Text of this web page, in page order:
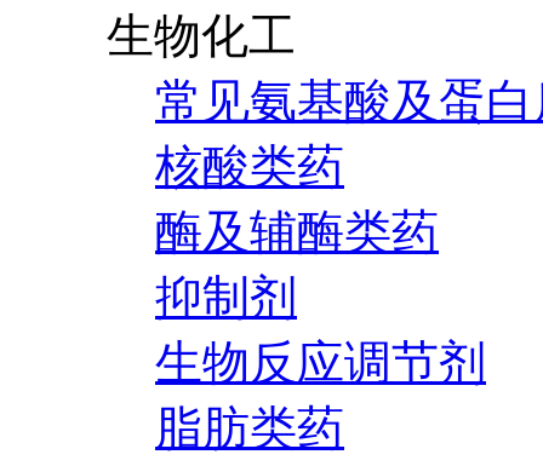
生物化工
常见氨基酸及蛋
核酸类药
酶及辅酶类药
抑制剂
生物反应调节剂
脂肪类药